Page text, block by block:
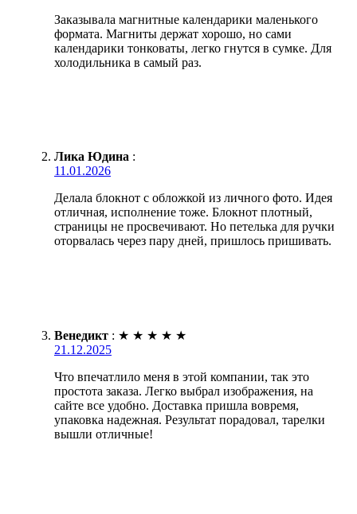
Заказывала магнитные календарики маленького
формата. Магниты держат хорошо, но сами
календарики тонковаты, легко гнутся в сумке. Для
холодильника в самый раз.
Лика Юдина :
11.01.2026
Делала блокнот с обложкой из личного фото. Идея
отличная, исполнение тоже. Блокнот плотный,
страницы не просвечивают. Но петелька для ручки
оторвалась через пару дней, пришлось пришивать.
Венедикт : ★ ★ ★ ★ ★
21.12.2025
Что впечатлило меня в этой компании, так это
простота заказа. Легко выбрал изображения, на
сайте все удобно. Доставка пришла вовремя,
упаковка надежная. Результат порадовал, тарелки
вышли отличные!